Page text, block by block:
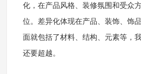
化，在产品风格、装修氛围和受众
位。差异化体现在产品、装饰、饰
面就包括了材料、结构、元素等，
还要超越。